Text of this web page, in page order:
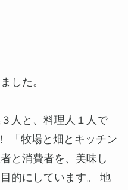
した。
人と、料理人１人で
「牧場と畑とキッチン
と消費者を、美味し
的にしています。 地